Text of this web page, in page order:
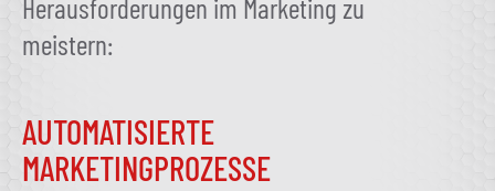
Herausforderungen im Marketing zu
meistern:
AUTOMATISIERTE
MARKETINGPROZESSE